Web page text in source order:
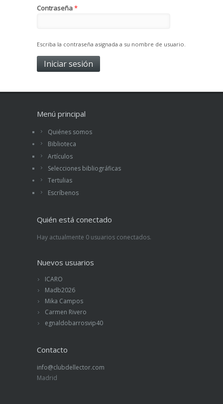
Contraseña*
Escriba la contraseña asignada a su nombre de usuario.
Menú principal
Quiénes somos
Biblioteca
Artículos
Selecciones bibliográficas
Tertulias
Escríbenos
Quién está conectado
Hay actualmente 0 usuarios conectados.
Nuevos usuarios
ICARO
Madb2026
Mika Campos
Carmen Rivero
egnaldobarrosvip40
Contacto
info@clubdellector.com
Madrid